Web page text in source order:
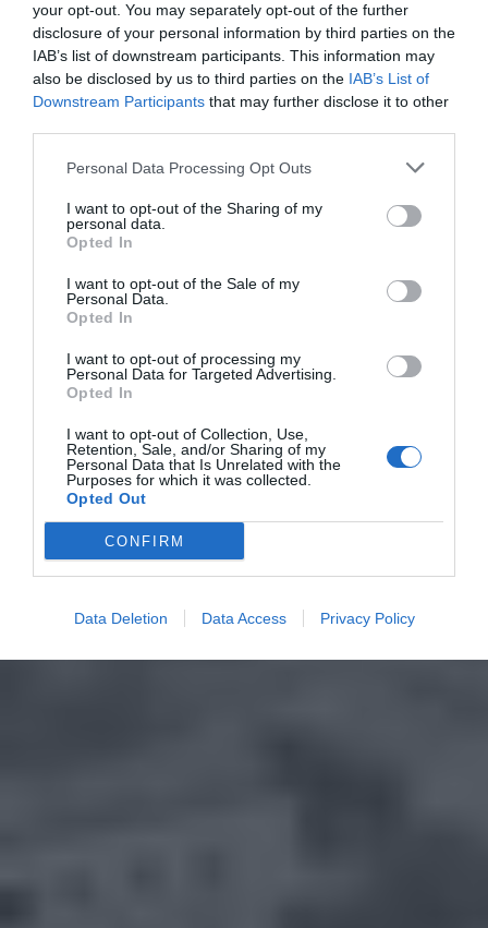
your opt-out. You may separately opt-out of the further
disclosure of your personal information by third parties on the
IAB’s list of downstream participants. This information may
also be disclosed by us to third parties on the IAB’s List of
Downstream Participants that may further disclose it to other
Personal Data Processing Opt Outs
I want to opt-out of the Sharing of my
personal data.
Opted In
I want to opt-out of the Sale of my
Personal Data.
Opted In
I want to opt-out of processing my
Personal Data for Targeted Advertising.
Opted In
I want to opt-out of Collection, Use,
Retention, Sale, and/or Sharing of my
Personal Data that Is Unrelated with the
Purposes for which it was collected.
Opted Out
CONFIRM
Data Deletion Data Access Privacy Policy